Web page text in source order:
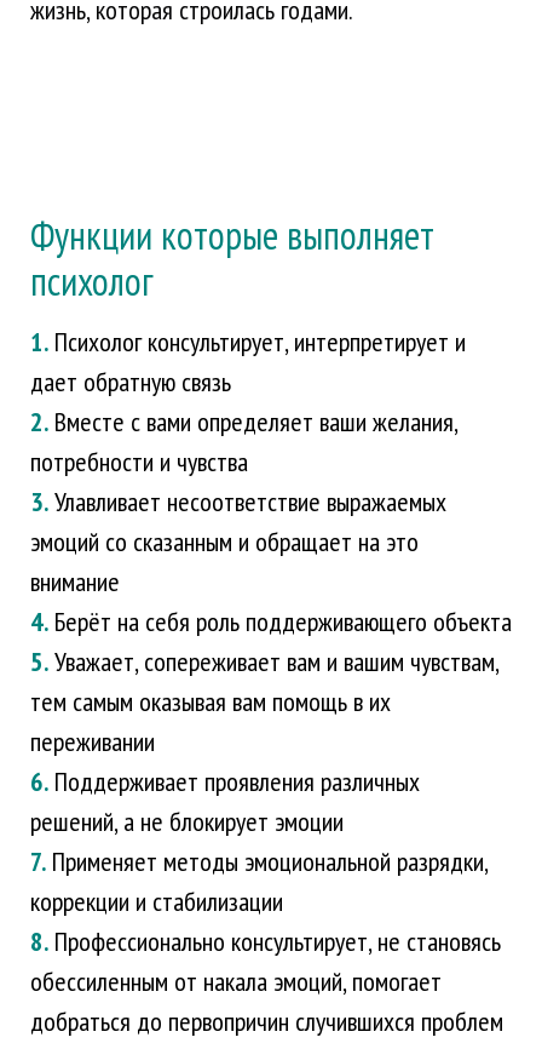
жизнь, которая строилась годами.
Функции которые выполняет
психолог
1. Психолог консультирует, интерпретирует и
дает обратную связь
2. Вместе с вами определяет ваши желания,
потребности и чувства
3.Улавливает несоответствие выражаемых
эмоций со сказанным и обращает на это
внимание
4. Берёт на себя роль поддерживающего объекта
5.Уважает, сопереживает вам и вашим чувствам,
тем самым оказывая вам помощь в их
переживании
6. Поддерживает проявления различных
решений, а не блокирует эмоции
7. Применяет методы эмоциональной разрядки,
коррекции и стабилизации
8. Профессионально консультирует, не становясь
обессиленным от накала эмоций, помогает
добраться до первопричин случившихся проблем